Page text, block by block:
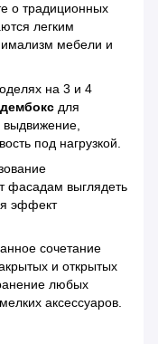
о традиционных
легким
мебели и
на 3 и 4
для
под нагрузкой.
фасадам выглядеть
эффект
сочетание
и открытых
любых
аксессуаров.